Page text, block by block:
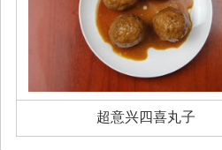
超意兴四喜丸子